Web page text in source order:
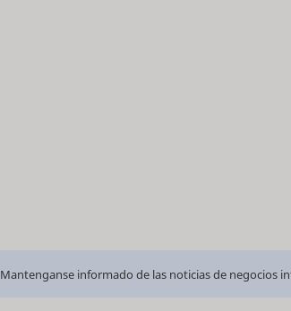
Mantenganse informado de las noticias de negocios